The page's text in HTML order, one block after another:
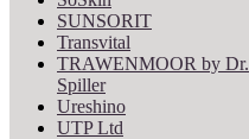
SUNSORIT
Transvital
TRAWENMOOR by Dr.
Spiller
Ureshino
UTP Ltd